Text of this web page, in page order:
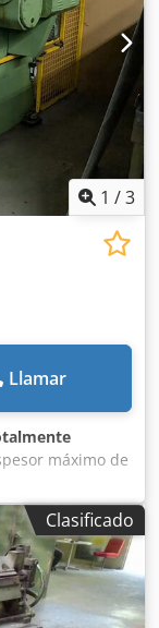
1 /3
Llamar
máximo de
de chapa a 750
Carreras por
trasero
Clasificado